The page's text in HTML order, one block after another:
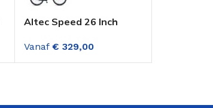
Altec Speed 26 Inch
versnellingen Fire Red
Vanaf € 329,00